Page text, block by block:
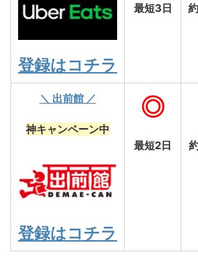
登録はコチラ
最短3日
＼ 出前館 ／
神キャンペーン中
登録はコチラ
◎
最短2日